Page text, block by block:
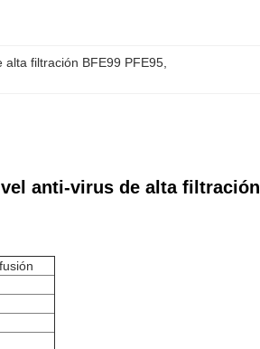
alta filtración BFE99 PFE95
anti-virus de alta filtración